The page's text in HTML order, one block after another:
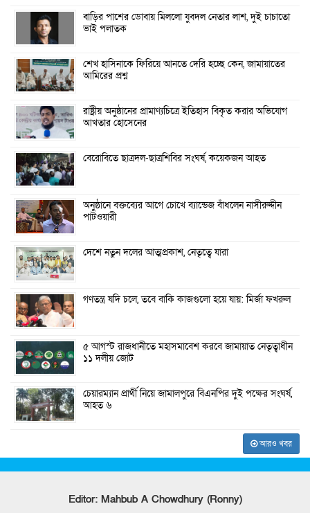
বাড়ির পাশের ডোবায় মিললো যুবদল নেতার লাশ, দুই চাচাতো
ভাই পলাতক
শেখ হাসিনাকে ফিরিয়ে আনতে দেরি হচ্ছে কেন, জামায়াতের
আমিরের প্রশ্ন
রাষ্ট্রীয় অনুষ্ঠানের প্রামাণ্যচিত্রে ইতিহাস বিকৃত করার অভিযোগ
আখতার হোসেনের
বেরোবিতে ছাত্রদল-ছাত্রশিবির সংঘর্ষ, কয়েকজন আহত
অনুষ্ঠানে বক্তব্যের আগে চোখে ব্যান্ডেজ বাঁধলেন নাসীরুদ্দীন
পাটওয়ারী
দেশে নতুন দলের আত্মপ্রকাশ, নেতৃত্বে যারা
গণতন্ত্র যদি চলে, তবে বাকি কাজগুলো হয়ে যায়: মির্জা ফখরুল
৫ আগস্ট রাজধানীতে মহাসমাবেশ করবে জামায়াত নেতৃত্বাধীন
১১ দলীয় জোট
চেয়ারম্যান প্রার্থী নিয়ে জামালপুরে বিএনপির দুই পক্ষের সংঘর্ষ,
আহত ৬
আরও খবর
Editor: Mahbub A Chowdhury (Ronny)